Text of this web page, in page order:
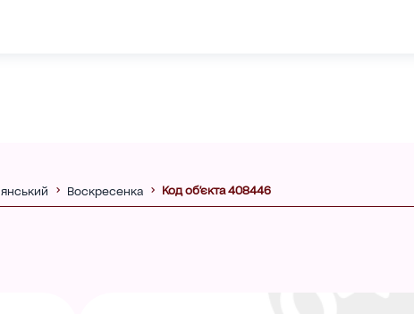
Воскресенка Код об'єкта 408446